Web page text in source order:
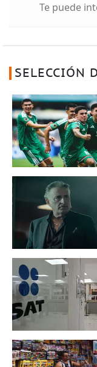
Te puede
SELECCIÓN